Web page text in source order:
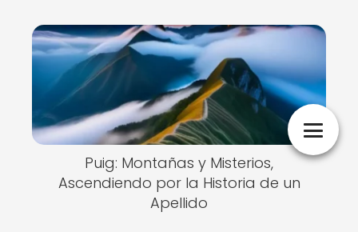
Puig: Montañas y Misterios,
Ascendiendo por la Historia de un
Apellido